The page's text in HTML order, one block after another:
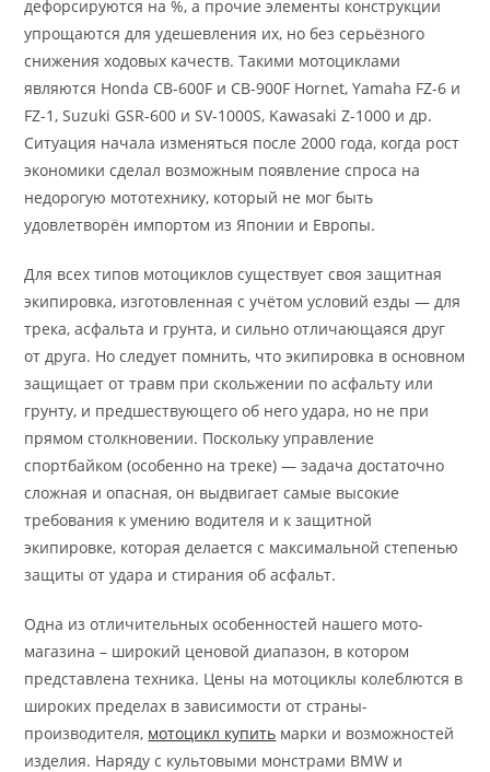
дефорсируются на %, а прочие элементы конструкции
упрощаются для удешевления их, но без серьёзного
снижения ходовых качеств. Такими мотоциклами
являются Honda CB-600F и CB-900F Hornet, Yamaha FZ-6 и
FZ-1, Suzuki GSR-600 и SV-1000S, Kawasaki Z-1000 и др.
Ситуация начала изменяться после 2000 года, когда рост
экономики сделал возможным появление спроса на
недорогую мототехнику, который не мог быть
удовлетворён импортом из Японии и Европы.
Для всех типов мотоциклов существует своя защитная
экипировка, изготовленная с учётом условий езды — для
трека, асфальта и грунта, и сильно отличающаяся друг
от друга. Но следует помнить, что экипировка в основном
защищает от травм при скольжении по асфальту или
грунту, и предшествующего об него удара, но не при
прямом столкновении. Поскольку управление
спортбайком (особенно на треке) — задача достаточно
сложная и опасная, он выдвигает самые высокие
требования к умению водителя и к защитной
экипировке, которая делается с максимальной степенью
защиты от удара и стирания об асфальт.
Одна из отличительных особенностей нашего мото-
магазина – широкий ценовой диапазон, в котором
представлена техника. Цены на мотоциклы колеблются в
широких пределах в зависимости от страны-
производителя, мотоцикл купить марки и возможностей
изделия. Наряду с культовыми монстрами BMW и